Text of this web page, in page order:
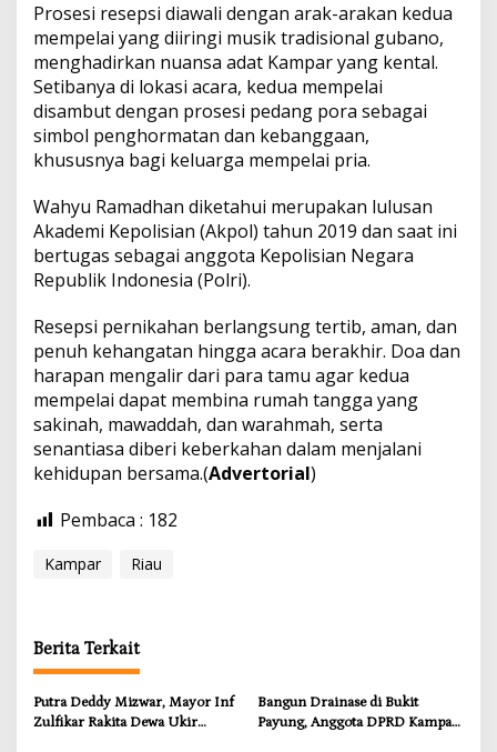
u
b
a
n
o
Prosesi resepsi diawali dengan arak-arakan kedua
mempelai yang diiringi musik tradisional gubano,
menghadirkan nuansa adat Kampar yang kental.
Setibanya di lokasi acara, kedua mempelai
disambut dengan prosesi pedang pora sebagai
simbol penghormatan dan kebanggaan,
khususnya bagi keluarga mempelai pria.
Wahyu Ramadhan diketahui merupakan lulusan
Akademi Kepolisian (Akpol) tahun 2019 dan saat ini
bertugas sebagai anggota Kepolisian Negara
Republik Indonesia (Polri).
Resepsi pernikahan berlangsung tertib, aman, dan
penuh kehangatan hingga acara berakhir. Doa dan
harapan mengalir dari para tamu agar kedua
mempelai dapat membina rumah tangga yang
sakinah, mawaddah, dan warahmah, serta
senantiasa diberi keberkahan dalam menjalani
kehidupan bersama.(Advertorial)
Pembaca : 182
Kampar Riau
Berita Terkait
Putra Deddy Mizwar, Mayor Inf
Zulfikar Rakita Dewa Ukir
Bangun Drainase di Bukit
Payung, Anggota DPRD Kampar